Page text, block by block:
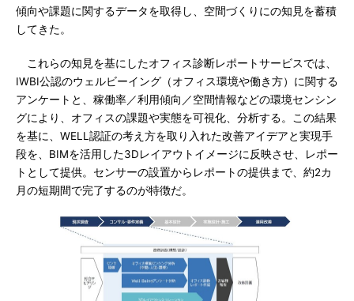
傾向や課題に関するデータを取得し、空間づくりにの知見を蓄積
してきた。
これらの知見を基にしたオフィス診断レポートサービスでは、
IWBI公認のウェルビーイング（オフィス環境や働き方）に関する
アンケートと、稼働率／利用傾向／空間情報などの環境センシン
グにより、オフィスの課題や実態を可視化、分析する。この結果
を基に、WELL認証の考え方を取り入れた改善アイデアと実現手
段を、BIMを活用した3Dレイアウトイメージに反映させ、レポー
トとして提供。センサーの設置からレポートの提供まで、約2カ
月の短期間で完了するのが特徴だ。